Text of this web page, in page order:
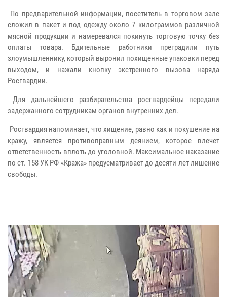
По предварительной информации, посетитель в торговом зале
сложил в пакет и под одежду около 7 килограммов различной
мясной продукции и намеревался покинуть торговую точку без
оплаты товара. Бдительные работники преградили путь
злоумышленнику, который выронил похищенные упаковки перед
выходом, и нажали кнопку экстренного вызова наряда
Росгвардии.
Для дальнейшего разбирательства росгвардейцы передали
задержанного сотрудникам органов внутренних дел.
Росгвардия напоминает, что хищение, равно как и покушение на
кражу, является противоправным деянием, которое влечет
ответственность вплоть до уголовной. Максимальное наказание
по ст. 158 УК РФ «Кража» предусматривает до десяти лет лишение
свободы.